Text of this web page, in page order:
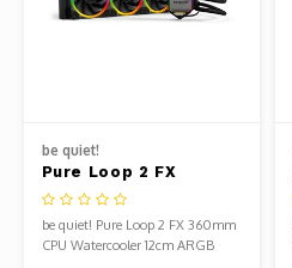
be quiet!
Pure Loop 2 FX
360mm ARGB | All-in-
One CPU Waterkoeler
be quiet! Pure Loop 2 FX 360mm
CPU Watercooler 12cm ARGB